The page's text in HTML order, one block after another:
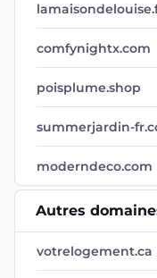
comfynightx.com
poisplume.shop
summerjardin-
moderndeco.com
Autres
votrelogement.ca